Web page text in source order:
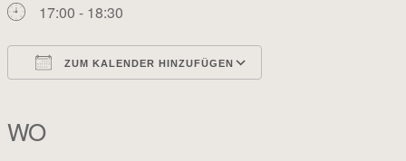
17:00 - 18:30
ZUM KALENDER HINZUFÜGEN
WO